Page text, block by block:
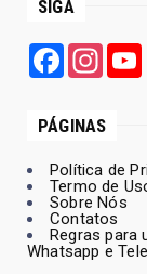
SIGA
Facebook
PÁGINAS
Política de
Termo de
Sobre Nós
Contatos
Regras para
Whatsapp e